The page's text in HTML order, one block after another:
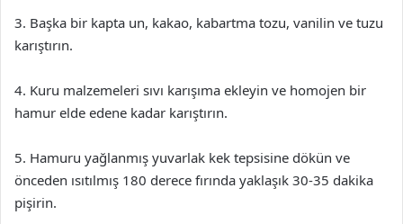
3. Başka bir kapta un, kakao, kabartma tozu, vanilin ve tuzu
karıştırın.
4. Kuru malzemeleri sıvı karışıma ekleyin ve homojen bir
hamur elde edene kadar karıştırın.
5. Hamuru yağlanmış yuvarlak kek tepsisine dökün ve
önceden ısıtılmış 180 derece fırında yaklaşık 30-35 dakika
pişirin.